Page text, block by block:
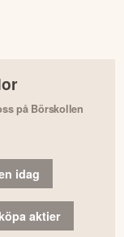
på Börskollen
idag
aktier